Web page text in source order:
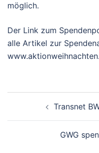
möglich.
Der Link zum
alle Artikel zur
Transnet
GWG